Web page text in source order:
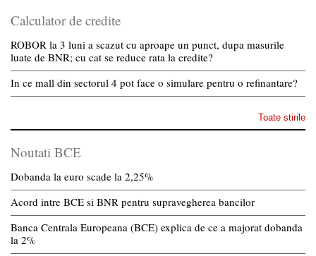
Calculator de credite
ROBOR la 3 luni a scazut cu aproape un punct, dupa masurile
luate de BNR; cu cat se reduce rata la credite?
In ce mall din sectorul 4 pot face o simulare pentru o refinantare?
Toate stirile
Noutati BCE
Dobanda la euro scade la 2,25%
Acord intre BCE si BNR pentru supravegherea bancilor
Banca Centrala Europeana (BCE) explica de ce a majorat dobanda
la 2%